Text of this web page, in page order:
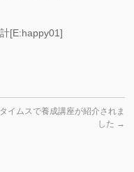
[E:happy01]
イムスで養成講座が紹介されま
した →